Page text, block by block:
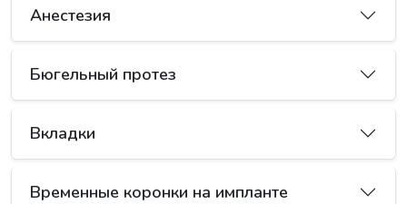
Анестезия
270 ₽
102 B01.003.004.002 Анестезия
инфильтрационная
850 ₽
Бюгельный протез
55 000 ₽
282 A16.07.007.002 Бюгельный протез
Вкладки
Временные коронки на импланте